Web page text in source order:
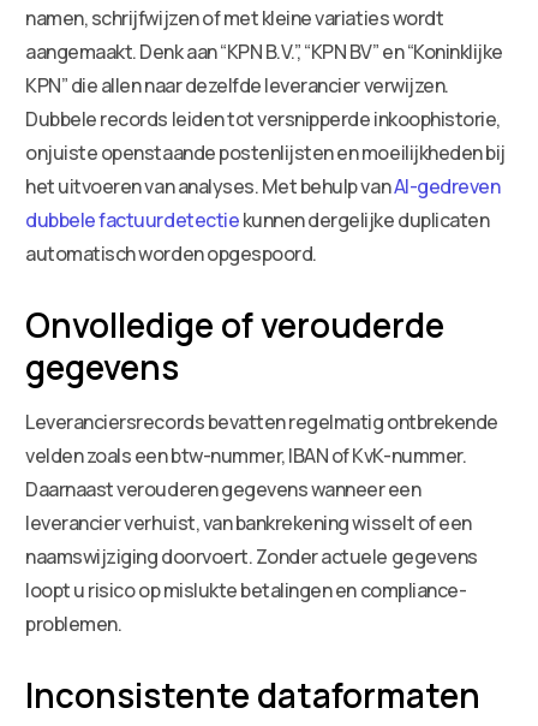
namen, schrijfwijzen of met kleine variaties wordt
aangemaakt. Denk aan “KPN B.V.”, “KPN BV” en “Koninklijke
KPN” die allen naar dezelfde leverancier verwijzen.
Dubbele records leiden tot versnipperde inkoophistorie,
onjuiste openstaande postenlijsten en moeilijkheden bij
het uitvoeren van analyses. Met behulp vanAI-gedreven
dubbele factuurdetectiekunnen dergelijke duplicaten
automatisch worden opgespoord.
Onvolledige of verouderde
gegevens
Leveranciersrecords bevatten regelmatig ontbrekende
velden zoals een btw-nummer, IBAN of KvK-nummer.
Daarnaast verouderen gegevens wanneer een
leverancier verhuist, van bankrekening wisselt of een
naamswijziging doorvoert. Zonder actuele gegevens
loopt u risico op mislukte betalingen en compliance-
problemen.
Inconsistente dataformaten